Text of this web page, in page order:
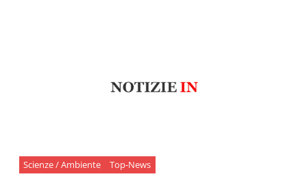
Scienze / Ambiente Top-News